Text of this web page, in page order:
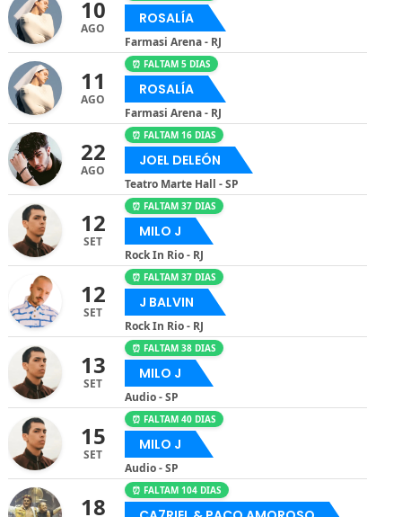
10
AGO
ROSALÍA
Farmasi Arena - RJ
11
AGO
⏰ FALTAM 5 DIAS
ROSALÍA
Farmasi Arena - RJ
22
AGO
⏰ FALTAM 16 DIAS
JOEL DELEÓN
Teatro Marte Hall - SP
12
SET
⏰ FALTAM 37 DIAS
MILO J
Rock In Rio - RJ
12
SET
⏰ FALTAM 37 DIAS
J BALVIN
Rock In Rio - RJ
13
SET
⏰ FALTAM 38 DIAS
MILO J
Audio - SP
15
SET
⏰ FALTAM 40 DIAS
MILO J
Audio - SP
18
⏰ FALTAM 104 DIAS